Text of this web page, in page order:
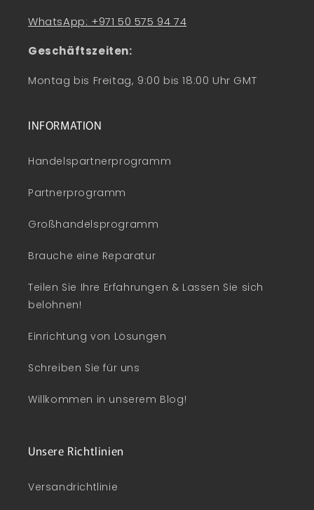
WhatsApp: +971 50 575 94 74
Geschäftszeiten:
Montag bis Freitag, 9:00 bis 18:00 Uhr GMT
INFORMATION
Handelspartnerprogramm
Partnerprogramm
Großhandelsprogramm
Brauche eine Reparatur
Teilen Sie Ihre Erfahrungen & Lassen Sie sich
belohnen!
Einrichtung von Lösungen
Schreiben Sie für uns
Willkommen in unserem Blog!
Unsere Richtlinien
Versandrichtlinie